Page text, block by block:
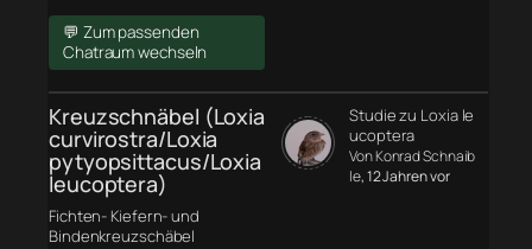
💬 Zum passenden
Chatraum wechseln
Kreuzschnäbel (Loxia
curvirostra/Loxia
pytyopsittacus/Loxia
leucoptera)
Fichten- Kiefern- und
Bindenkreuzschäbel
Studie zu Loxia le
ucoptera
Von Konrad Schnaib
le, 12 Jahren vor